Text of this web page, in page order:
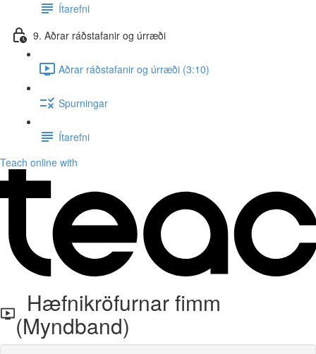
Ítarefni
9. Aðrar ráðstafanir og úrræði
Aðrar ráðstafanir og úrræði (3:10)
Spurningar
Ítarefni
Teach online with
Hæfnikröfurnar fimm
(Myndband)